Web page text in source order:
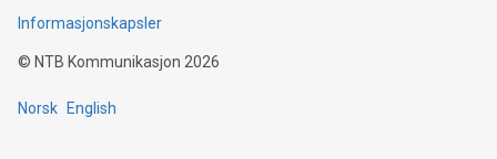
Informasjonskapsler
© NTB Kommunikasjon 2026
Norsk English